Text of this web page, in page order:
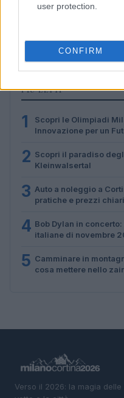
user protection.
CONFIRM
Don Antonio Mazzi:
Marco Tessari · 3 Ago 2026
PIÙ LETTI
1
Scopri le Olimpiadi
Innovazione per un
2 Scopri il paradiso
Kleinwalsertal
3 Auto a noleggio a
pratiche e prezzi chiari
4 Bob Dylan in
italiane di novembre
5 Camminare in
cosa mettere nello
Verso il 2026: la magia